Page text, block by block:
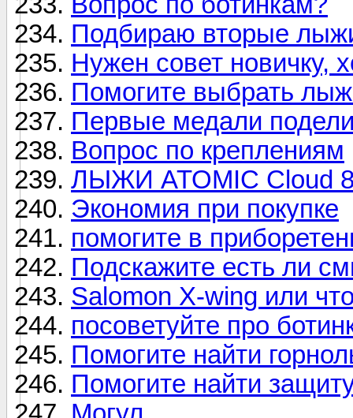
Подбираю вторые
Нужен совет новичку,
Помогите выбрать
Первые медали
Вопрос по креплениям
ЛЫЖИ ATOMIC Cloud 8
Экономия при покупке
помогите в
Подскажите есть ли
Salomon X-wing или
посоветуйте про
Помогите найти
Помогите найти